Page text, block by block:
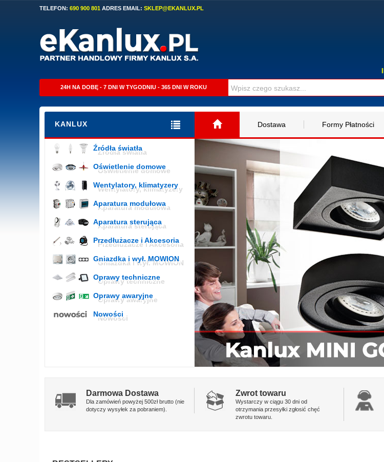
TELEFON: 690 900 801 ADRES EMAIL: SKLEP@EKANLUX.PL
24H NA DOBĘ - 7 DNI W TYGODNIU - 365 DNI W ROKU
KANLUX Dostawa Formy Płatności
Źródła światła
Oświetlenie domowe
Wentylatory, klimatyzery
Aparatura modułowa
Aparatura sterująca
Przedłużacze i Akcesoria
Gniazdka i wył. MOWION
Oprawy techniczne
Oprawy awaryjne
Nowości
Darmowa Dostawa
Dla zamówień powyżej 500zł brutto (nie
dotyczy wysyłek za pobraniem).
Zwrot towaru
Wystarczy w ciągu 30 dni od
otrzymania przesyłki zgłosić chęć
zwrotu towaru.